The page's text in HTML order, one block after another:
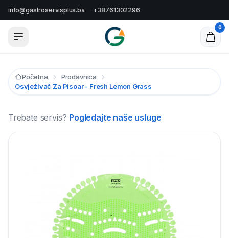
info@gastroservisplus.ba +38761302296
0
Početna
Prodavnica
Osvježivač Za Pisoar - Fresh Lemon Grass
Trebate servis? Pogledajte naše usluge